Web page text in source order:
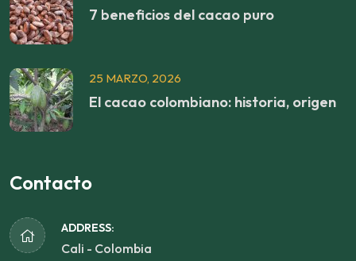
7 beneficios del cacao puro
25 MARZO, 2026
El cacao colombiano: historia, origen
Contacto
ADDRESS:
Cali - Colombia